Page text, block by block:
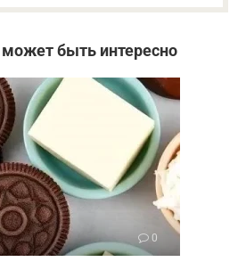
быть интересно
0